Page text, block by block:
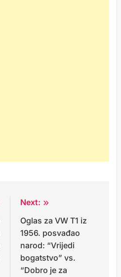
Next:
Oglas za VW T1 iz
1956. posvađao
narod: “Vrijedi
bogatstvo” vs.
“Dobro je za